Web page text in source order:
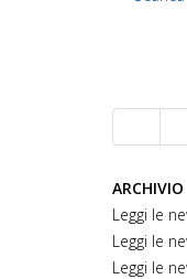
ARCHIVIO
Leggi le
Leggi le
Leggi le